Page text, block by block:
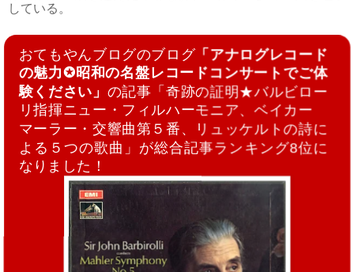
している。
おてもやんブログのブログ「アナログレコード
の魅力✪昭和の名盤レコードコンサートでご体
験ください」 の記事「奇跡の証明★バルビロー
リ指揮ニュー・フィルハーモニア、ベイカー
マーラー・交響曲第５番、リュッケルトの詩に
よる５つの歌曲」が総合記事ランキング8位に
なりました！